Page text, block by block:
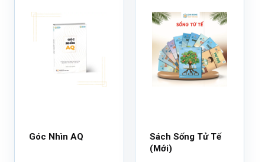
Góc Nhìn AQ
Sách Sống Tử Tế
(Mới)